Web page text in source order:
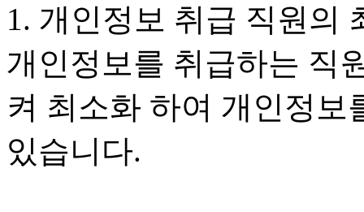
1. 개인정보 취급 직원의
개인정보를 취급하는 직
켜 최소화 하여 개인정보
있습니다.